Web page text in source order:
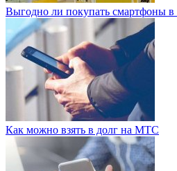
Выгодно ли покупать смартфоны в
Как можно взять в долг на МТС